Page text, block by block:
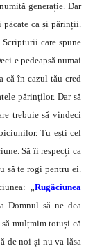
generație. Dar
păcate ca și părinții.
care spune
e pedeapsă numai
că în cazul tău cred
părinților. Dar să
trebuie să vindeci
Tu ești cel
Să îi respecți ca
să te rogi pentru ei.
„Rugăciunea
Domnul să ne dea
mulțmim totuși că
de noi și nu va lăsa